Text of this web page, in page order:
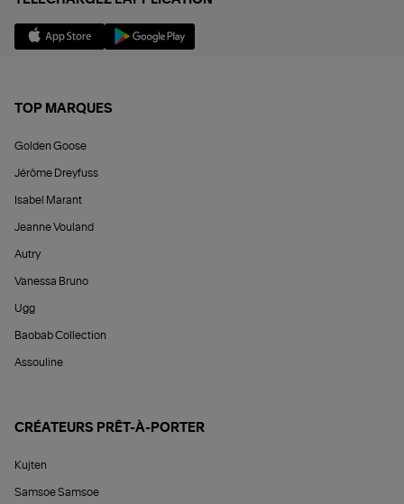
TOP MARQUES
Golden Goose
Jérôme Dreyfuss
Isabel Marant
Jeanne Vouland
Autry
Vanessa Bruno
Ugg
Baobab Collection
Assouline
CRÉATEURS PRÊT-À-PORTER
Kujten
Samsoe Samsoe